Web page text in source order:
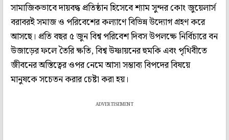
সামাজিকভাবে দায়বদ্ধ প্রতিষ্ঠান হিসেবে শ্যাম সুন্দর কোং জুয়েলার্স
বরাবরই সমাজ ও পরিবেশের কল্যাণে বিভিন্ন উদ্যোগ গ্রহণ করে
আসছে। প্রতি বছর ৫ জুন বিশ্ব পরিবেশ দিবস উপলক্ষে নির্বিচারে বন
উজাড়ের ফলে তৈরি ক্ষতি, বিশ্ব উষ্ণায়নের হুমকি এবং পৃথিবীতে
জীবনের অস্তিত্বের ওপর নেমে আসা সম্ভাব্য বিপদের বিষয়ে
মানুষকে সচেতন করার চেষ্টা করা হয়।
ADVERTISEMENT